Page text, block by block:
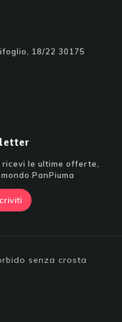
18/22 30175
le ultime offerte,
PanPiuma
senza crosta